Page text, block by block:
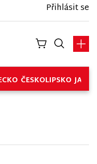
Přihlásit se
ČESKOLIPSKO